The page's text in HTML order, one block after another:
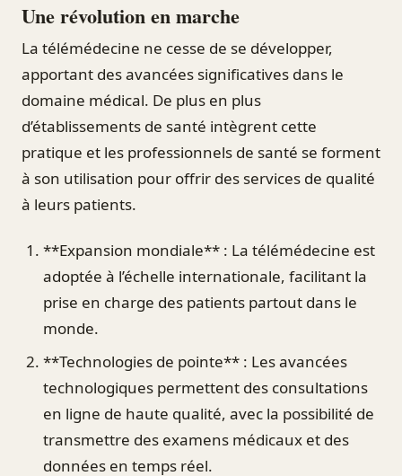
Une révolution en marche
La télémédecine ne cesse de se développer,
apportant des avancées significatives dans le
domaine médical. De plus en plus
d’établissements de santé intègrent cette
pratique et les professionnels de santé se forment
à son utilisation pour offrir des services de qualité
à leurs patients.
**Expansion mondiale** : La télémédecine est
adoptée à l’échelle internationale, facilitant la
prise en charge des patients partout dans le
monde.
**Technologies de pointe** : Les avancées
technologiques permettent des consultations
en ligne de haute qualité, avec la possibilité de
transmettre des examens médicaux et des
données en temps réel.